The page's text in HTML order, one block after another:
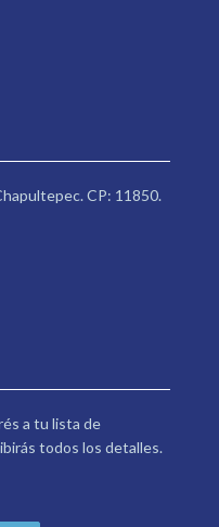
CP: 11850.
a tu lista de
todos los detalles.